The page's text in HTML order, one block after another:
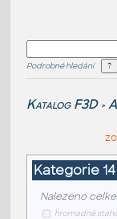
Podrobné hledání
Katalog F3D >
Kategorie
Nalezeno
hromadné